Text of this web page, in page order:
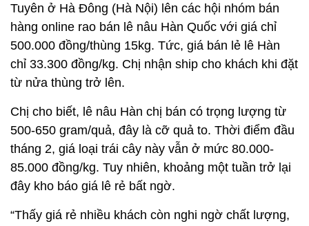
Tuyên ở Hà Đông (Hà Nội) lên các hội nhóm bán
hàng online rao bán lê nâu Hàn Quốc với giá chỉ
500.000 đồng/thùng 15kg. Tức, giá bán lẻ lê Hàn
chỉ 33.300 đồng/kg. Chị nhận ship cho khách khi đặt
từ nửa thùng trở lên.
Chị cho biết, lê nâu Hàn chị bán có trọng lượng từ
500-650 gram/quả, đây là cỡ quả to. Thời điểm đầu
tháng 2, giá loại trái cây này vẫn ở mức 80.000-
85.000 đồng/kg. Tuy nhiên, khoảng một tuần trở lại
đây kho báo giá lê rẻ bất ngờ.
“Thấy giá rẻ nhiều khách còn nghi ngờ chất lượng,